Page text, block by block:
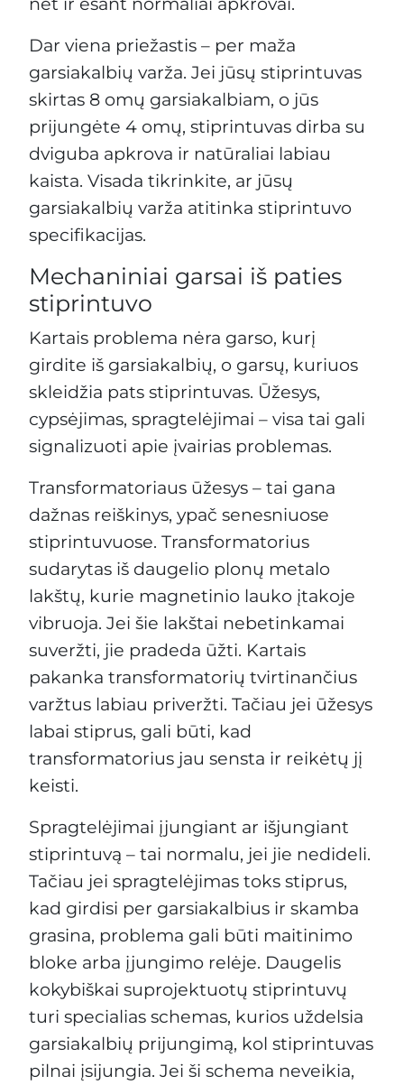
Dar viena priežastis – per maža
garsiakalbių varža. Jei jūsų stiprintuvas
skirtas 8 omų garsiakalbiam, o jūs
prijungėte 4 omų, stiprintuvas dirba su
dviguba apkrova ir natūraliai labiau
kaista. Visada tikrinkite, ar jūsų
garsiakalbių varža atitinka stiprintuvo
specifikacijas.
Mechaniniai garsai iš paties
stiprintuvo
Kartais problema nėra garso, kurį
girdite iš garsiakalbių, o garsų, kuriuos
skleidžia pats stiprintuvas. Ūžesys,
cypsėjimas, spragtelėjimai – visa tai gali
signalizuoti apie įvairias problemas.
Transformatoriaus ūžesys – tai gana
dažnas reiškinys, ypač senesniuose
stiprintuvuose. Transformatorius
sudarytas iš daugelio plonų metalo
lakštų, kurie magnetinio lauko įtakoje
vibruoja. Jei šie lakštai nebetinkamai
suveržti, jie pradeda ūžti. Kartais
pakanka transformatorių tvirtinančius
varžtus labiau priveržti. Tačiau jei ūžesys
labai stiprus, gali būti, kad
transformatorius jau sensta ir reikėtų jį
keisti.
Spragtelėjimai įjungiant ar išjungiant
stiprintuvą – tai normalu, jei jie nedideli.
Tačiau jei spragtelėjimas toks stiprus,
kad girdisi per garsiakalbius ir skamba
grasina, problema gali būti maitinimo
bloke arba įjungimo relėje. Daugelis
kokybiškai suprojektuotų stiprintuvų
turi specialias schemas, kurios uždelsia
garsiakalbių prijungimą, kol stiprintuvas
pilnai įsijungia. Jei ši schema neveikia,